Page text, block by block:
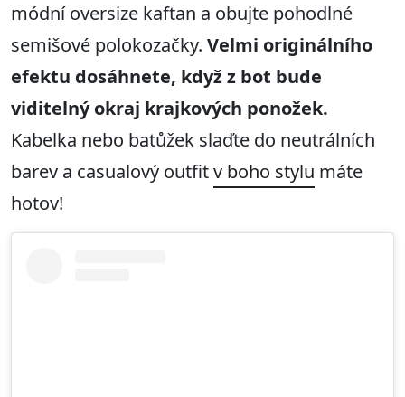
módní oversize kaftan a obujte pohodlné
semišové polokozačky. Velmi originálního
efektu dosáhnete, když z bot bude
viditelný okraj krajkových ponožek.
Kabelka nebo batůžek slaďte do neutrálních
barev a casualový outfitv boho stylu máte
hotov!